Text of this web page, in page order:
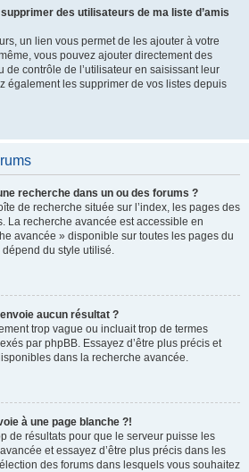
des utilisateurs de ma liste d’amis
un lien vous permet de les ajouter à votre
vous pouvez ajouter directement des
contrôle de l’utilisateur en saisissant leur
également les supprimer de vos listes depuis
recherche dans un ou des forums ?
de recherche située sur l’index, les pages des
La recherche avancée est accessible en
avancée » disponible sur toutes les pages du
dépend du style utilisé.
aucun résultat ?
trop vague ou incluait trop de termes
par phpBB. Essayez d’être plus précis et
dans la recherche avancée.
à une page blanche ?!
de résultats pour que le serveur puisse les
et essayez d’être plus précis dans les
des forums dans lesquels vous souhaitez